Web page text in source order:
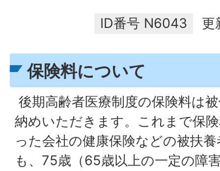
ID番号 N6043 更
保険料について
後期高齢者医療制度の保険料は
納めいただきます。これまで保
った会社の健康保険などの被扶
も、75歳（65歳以上の一定の障